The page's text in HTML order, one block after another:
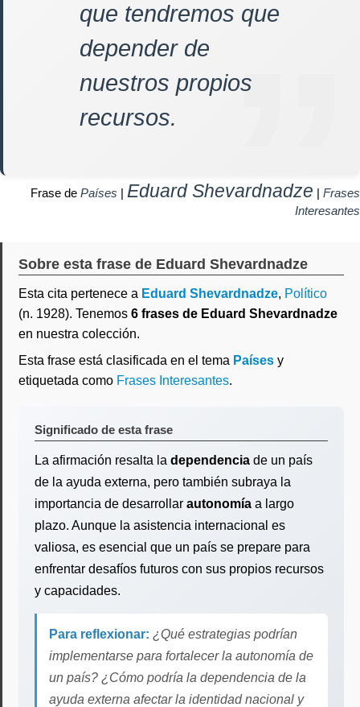
que tendremos que
depender de
nuestros propios
recursos.
Frase de Países | Eduard Shevardnadze | Frases
Interesantes
Sobre esta frase de Eduard Shevardnadze
Esta cita pertenece a Eduard Shevardnadze, Político
(n. 1928). Tenemos 6 frases de Eduard Shevardnadze
en nuestra colección.
Esta frase está clasificada en el tema Países y
etiquetada como Frases Interesantes.
Significado de esta frase
La afirmación resalta la dependencia de un país
de la ayuda externa, pero también subraya la
importancia de desarrollar autonomía a largo
plazo. Aunque la asistencia internacional es
valiosa, es esencial que un país se prepare para
enfrentar desafíos futuros con sus propios recursos
y capacidades.
Para reflexionar: ¿Qué estrategias podrían
implementarse para fortalecer la autonomía de
un país? ¿Cómo podría la dependencia de la
ayuda externa afectar la identidad nacional y